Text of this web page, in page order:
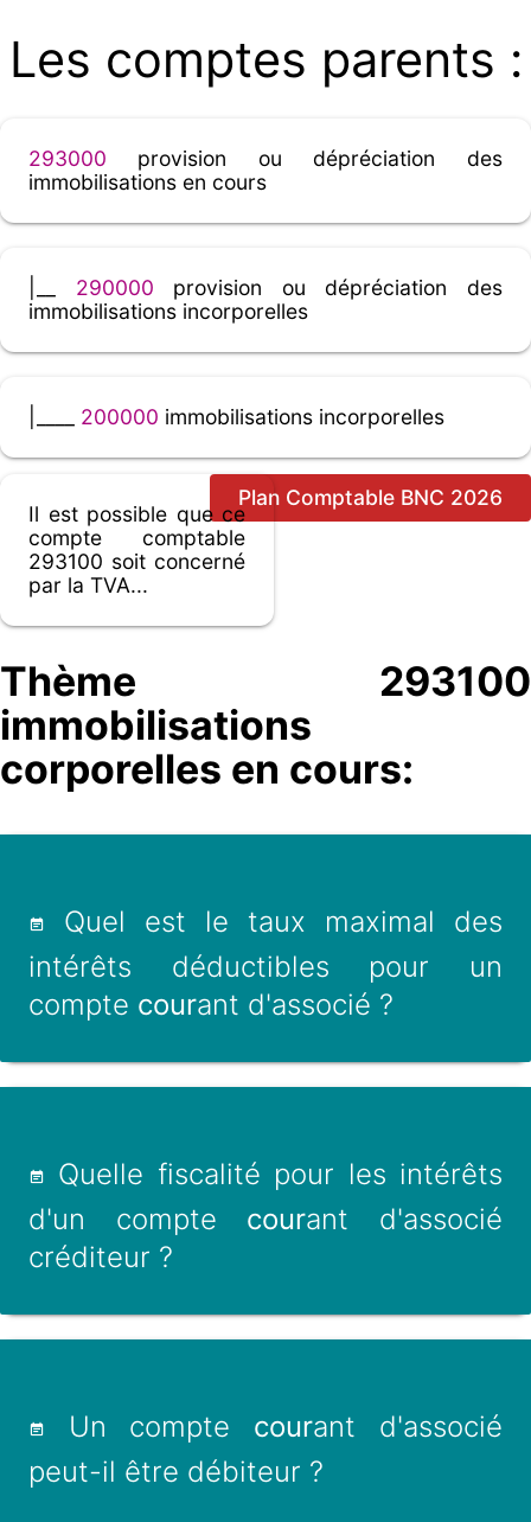
Les comptes parents :
293000 provision ou dépréciation des
immobilisations en cours
290000 provision ou dépréciation des
immobilisations incorporelles
200000 immobilisations incorporelles
Plan Comptable BNC 2026
Il est possible que ce
compte comptable
293100 soit concerné
par la TVA...
Thème 293100
immobilisations
corporelles en cours:
Quel est le taux maximal des
intérêts déductibles pour un
compte courant d'associé ?
Quelle fiscalité pour les intérêts
d'un compte courant d'associé
créditeur ?
Un compte courant d'associé
peut-il être débiteur ?